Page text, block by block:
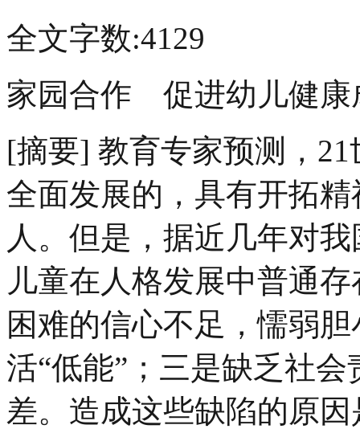
全文字数:4129
家园合作 促进幼儿健康
[摘要] 教育专家预测，
全面发展的，具有开拓
人。但是，据近几年对
儿童在人格发展中普通
困难的信心不足，懦弱
活“低能”；三是缺乏社
差。造成这些缺陷的原